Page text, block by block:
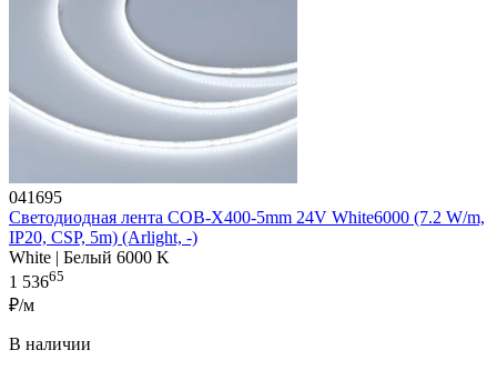
041695
Светодиодная лента COB-X400-5mm 24V White6000 (7.2 W/m,
IP20, CSP, 5m) (Arlight, -)
White | Белый 6000 K
1 53665
₽/м
В наличии